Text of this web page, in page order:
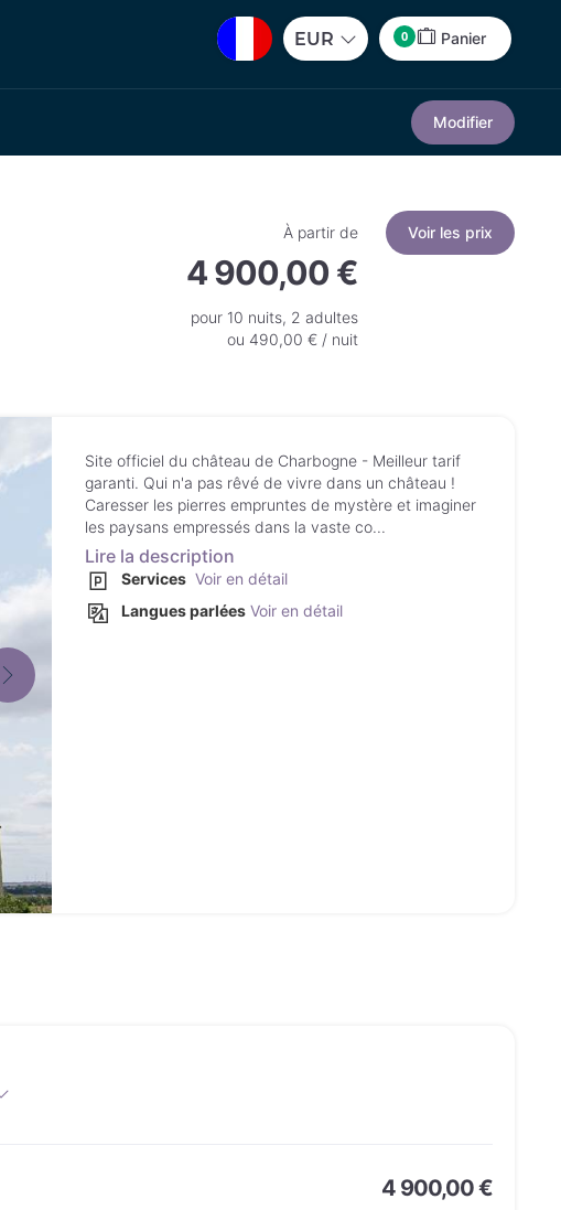
EUR 0 Panier
Modifier
À partir de
4 900,00 €
pour 10 nuits, 2 adultes
ou 490,00 € / nuit
Voir les prix
Site officiel du château de Charbogne - Meilleur tarif
garanti. Qui n'a pas rêvé de vivre dans un château !
Caresser les pierres empruntes de mystère et imaginer
les paysans empressés dans la vaste co...
Lire la description
Services Voir en détail
Langues parlées Voir en détail
4 900,00 €